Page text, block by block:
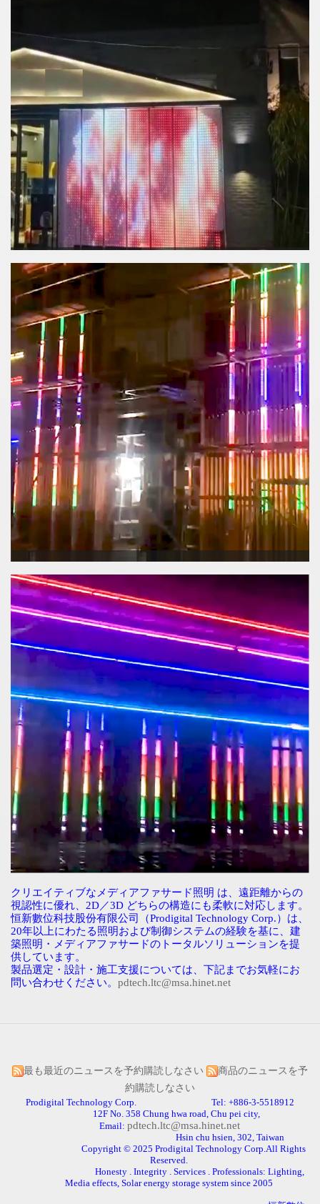
クリエイティブなメディアファサード照明 は、遠距離からの
視認性に優れ、 2D／3D どちらの構造にも柔軟に対応します。
恒新數位科技股份有限公司（Prodigital Technology Corp.）は、
20年以上にわたる照明および制御システムの経験を基に、建
築照明・メディアファサードのトータルソリューションを提
供しています。
製品選定・設計・施工支援については、下記までお気軽にお
問い合わせください。 pdtech.ltc@msa.hinet.net
最も最近のニュースを予約購読しなさい
商品のニュースを予
約購読しなさい
Prodigital Technology Corp. Tel: +886-3-5518912
12F No. 358 Chung hwa road, Chu pei city,
Email: pdtech.ltc@msa.hinet.net
Hsin chu hsien, 302, Taiwan
Copyright © 2025 Prodigital Technology Corp.All Rights
Reserved.
Honesty . Integrity . Services . Professionals: Lighting,
Media effects, Solar energy storage system since 2005